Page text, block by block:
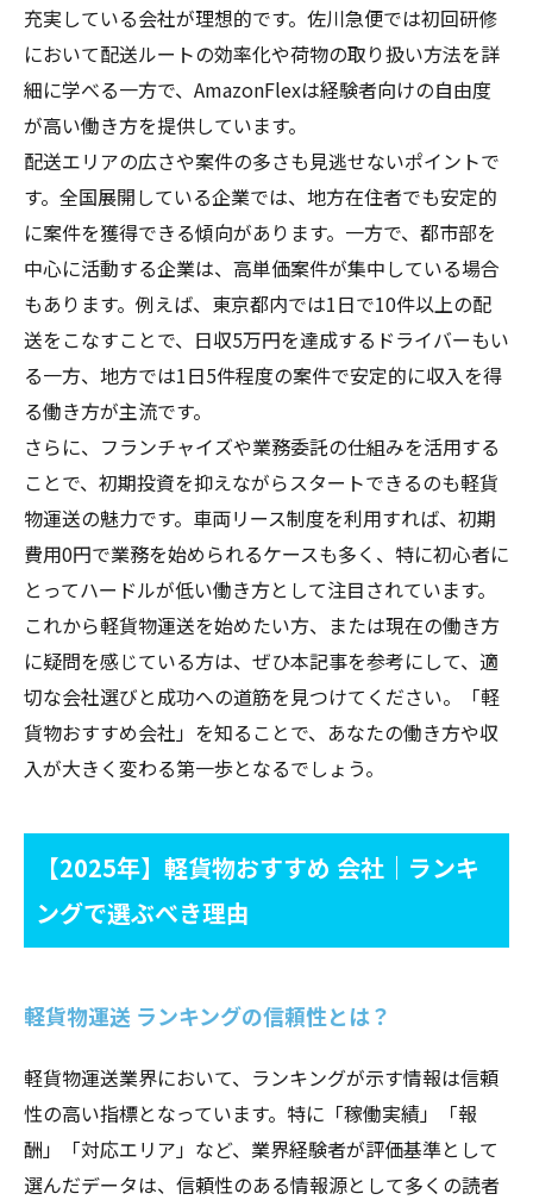
充実している会社が理想的です。佐川急便では初回研修
において配送ルートの効率化や荷物の取り扱い方法を詳
細に学べる一方で、AmazonFlexは経験者向けの自由度
が高い働き方を提供しています。
配送エリアの広さや案件の多さも見逃せないポイントで
す。全国展開している企業では、地方在住者でも安定的
に案件を獲得できる傾向があります。一方で、都市部を
中心に活動する企業は、高単価案件が集中している場合
もあります。例えば、東京都内では1日で10件以上の配
送をこなすことで、日収5万円を達成するドライバーもい
る一方、地方では1日5件程度の案件で安定的に収入を得
る働き方が主流です。
さらに、フランチャイズや業務委託の仕組みを活用する
ことで、初期投資を抑えながらスタートできるのも軽貨
物運送の魅力です。車両リース制度を利用すれば、初期
費用0円で業務を始められるケースも多く、特に初心者に
とってハードルが低い働き方として注目されています。
これから軽貨物運送を始めたい方、または現在の働き方
に疑問を感じている方は、ぜひ本記事を参考にして、適
切な会社選びと成功への道筋を見つけてください。「軽
貨物おすすめ会社」を知ることで、あなたの働き方や収
入が大きく変わる第一歩となるでしょう。
【2025年】軽貨物おすすめ 会社｜ランキ
ングで選ぶべき理由
軽貨物運送 ランキングの信頼性とは？
軽貨物運送業界において、ランキングが示す情報は信頼
性の高い指標となっています。特に「稼働実績」「報
酬」「対応エリア」など、業界経験者が評価基準として
選んだデータは、信頼性のある情報源として多くの読者